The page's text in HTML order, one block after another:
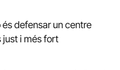
defensar un centre
just i més fort